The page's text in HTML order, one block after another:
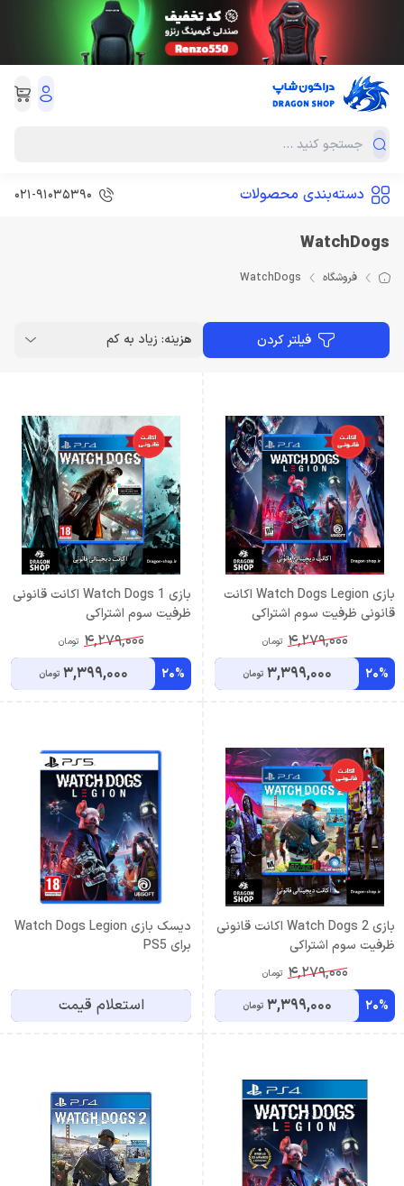
دسته‌بندی محصولات 021-91035390
WatchDogs
فروشگاه WatchDogs
فیلتر کردن هزینه: زیاد به کم
بازی Watch Dogs Legion اکانت
قانونی ظرفیت سوم اشتراکی
4,279,000 تومان
20%
3,399,000 تومان
بازی Watch Dogs 1 اکانت قانونی
ظرفیت سوم اشتراکی
4,279,000 تومان
20%
3,399,000 تومان
بازی Watch Dogs 2 اکانت قانونی
ظرفیت سوم اشتراکی
4,279,000 تومان
20%
3,399,000 تومان
دیسک بازی Watch Dogs Legion
برای PS5
استعلام قیمت